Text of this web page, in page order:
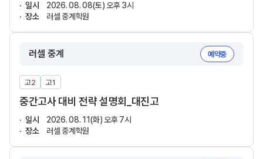
일시
2026. 08. 08(토) 오후 3시
장소
러셀 중계학원
러셀 중계 예약중
고2 고1
중간고사 대비 전략 설명회_대진고
일시
2026. 08. 11(화) 오후 7시
장소
러셀 중계학원